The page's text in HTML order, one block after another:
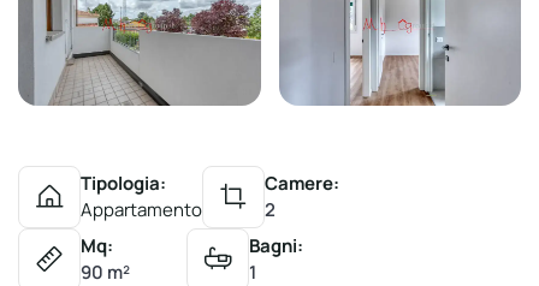
Tipologia:
Appartamento
Camere:
2
Mq:
90 m²
Bagni:
1